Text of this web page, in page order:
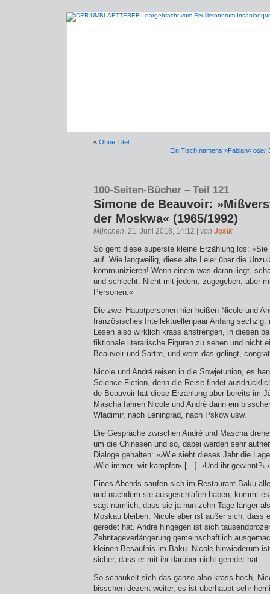
« Ohne Titel
Ein Tisch namens »Fabian« oder
100-Seiten-Bücher – Teil 121
Simone de Beauvoir:
der Moskwa« (1965/1992)
München, 21. Juni 2018, 14:12 | von Josik
So geht diese superste kleine Erzählung los:
auf. Wie langweilig, diese alte Leier über die
kommunizieren! Wenn einem was daran liegt,
und schlecht. Nicht mit jedem, zugegeben, aber
Personen.«
Die zwei Hauptpersonen hier heißen Nicole und
französisches Intellektuellenpaar Anfang
Lesen also wirklich krass anstrengen, in diesen
fiktionale literarische Figuren zu sehen und nicht
Beauvoir und Sartre, und wem das gelingt,
Nicole und André reisen in die Sowjetunion, es
Science-Fiction, denn die Reise findet
de Beauvoir hat diese Erzählung aber bereits im
Mascha fahren Nicole und André dann ein
Wladimir, nach Leningrad, nach Pskow usw.
Die Gespräche zwischen André und Mascha
um die Chinesen und so, dabei werden sehr
Dialoge gehalten: »›Wie sieht dieses Jahr die
›Wie immer, wir kämpfen‹ […]. ›Und ihr gewinnt?‹
Eines Abends saufen sich im Restaurant Baku
und nachdem sie ausgeschlafen haben, kommt
sagt nämlich, dass sie ja nun zehn Tage länger
Moskau bleiben, Nicole aber ist außer sich, dass
geredet hat. André hingegen ist sich
Zehntageverlängerung gemeinschaftlich
kleinen Besäufnis im Baku. Nicole hinwiederum
sicher, dass er mit ihr darüber nicht geredet hat.
So schaukelt sich das ganze also krass hoch,
bisschen dezent weiter, es ist überhaupt sehr